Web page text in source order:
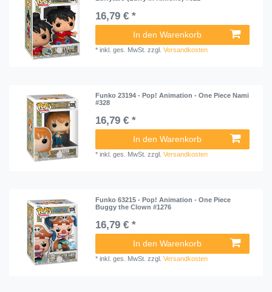
16,79 € *
In den Warenkorb
*inkl. ges. MwSt. zzgl.Versandkosten
Funko 23194 - Pop! Animation - One Piece Nami
#328
16,79 € *
In den Warenkorb
*inkl. ges. MwSt. zzgl.Versandkosten
Funko 63215 - Pop! Animation - One Piece
Buggy the Clown #1276
16,79 € *
In den Warenkorb
*inkl. ges. MwSt. zzgl.Versandkosten